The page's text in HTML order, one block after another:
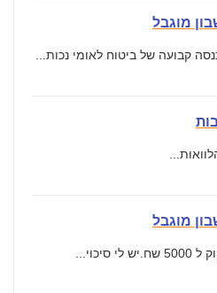
מוגבל
קבועה של ביטוח לאומי נכות...
מוגבל